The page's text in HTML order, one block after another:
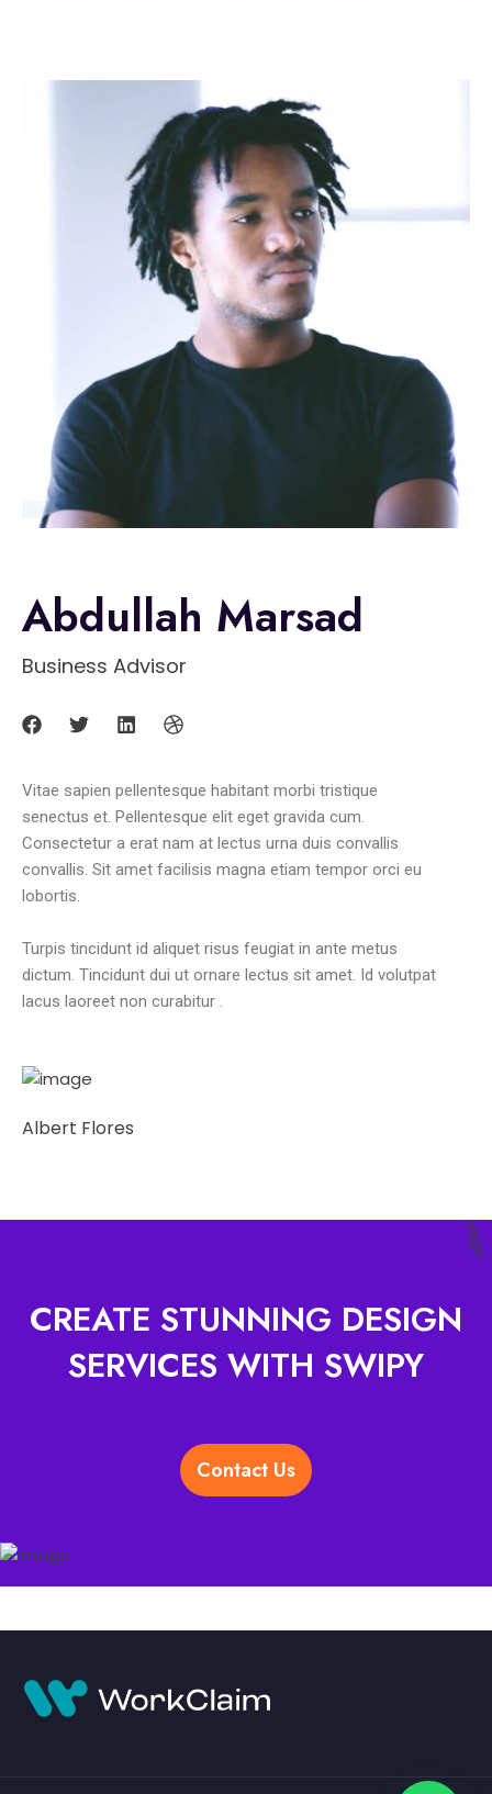
Abdullah Marsad
Business Advisor
Vitae sapien pellentesque habitant morbi tristique
senectus et. Pellentesque elit eget gravida cum.
Consectetur a erat nam at lectus urna duis convallis
convallis. Sit amet facilisis magna etiam tempor orci eu
lobortis.
Turpis tincidunt id aliquet risus feugiat in ante metus
dictum. Tincidunt dui ut ornare lectus sit amet. Id volutpat
lacus laoreet non curabitur .
Albert Flores
CREATE STUNNING DESIGN
SERVICES WITH SWIPY
Contact Us